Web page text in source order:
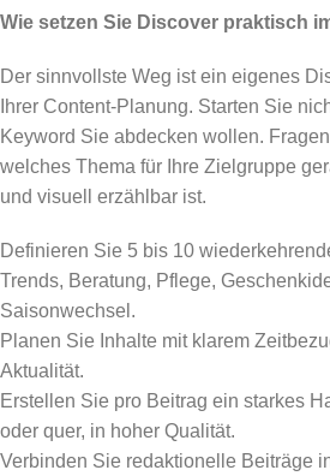
Wie setzen Sie Discover praktisch
Der sinnvollste Weg ist ein eigenes
Ihrer Content-Planung. Starten Sie
Keyword Sie abdecken wollen.
welches Thema für Ihre Zielgruppe
und visuell erzählbar ist.
Definieren Sie 5 bis 10
Trends, Beratung, Pflege,
Saisonwechsel.
Planen Sie Inhalte mit klarem
Aktualität.
Erstellen Sie pro Beitrag ein starkes
oder quer, in hoher Qualität.
Verbinden Sie redaktionelle Beiträge